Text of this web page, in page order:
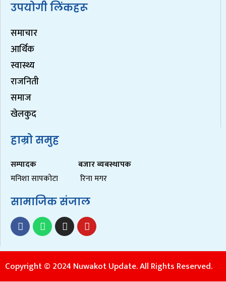
उपयोगी लिंकहरू
समाचार
आर्थिक
स्वास्थ्य
राजनिती
समाज
खेलकुद
हाम्रो समुह
सम्पादक
मनिशा सापकोटा
बजार ब्यबस्थापक
रिना मगर
सामाजिक संजाल
Copyright © 2024 Nuwakot Update. All Rights Reserved.